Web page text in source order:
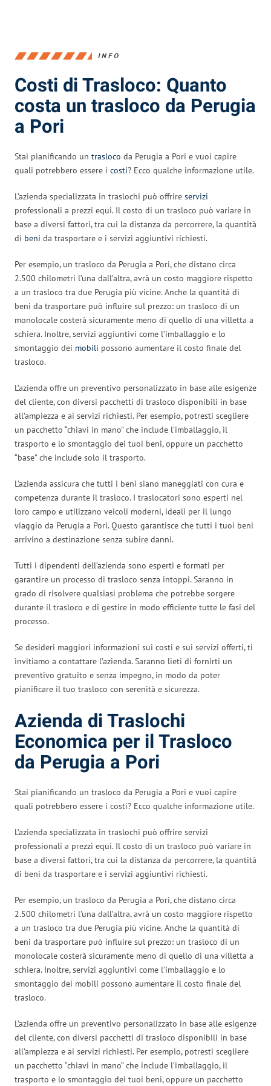
INFO
Costi di Trasloco: Quanto
costa un trasloco da Perugia
a Pori
Stai pianificando un trasloco da Perugia a Pori e vuoi capire
quali potrebbero essere i costi? Ecco qualche informazione utile.
L’azienda specializzata in traslochi può offrire servizi
professionali a prezzi equi. Il costo di un trasloco può variare in
base a diversi fattori, tra cui la distanza da percorrere, la quantità
di beni da trasportare e i servizi aggiuntivi richiesti.
Per esempio, un trasloco da Perugia a Pori, che distano circa
2.500 chilometri l’una dall’altra, avrà un costo maggiore rispetto
a un trasloco tra due Perugia più vicine. Anche la quantità di
beni da trasportare può influire sul prezzo: un trasloco di un
monolocale costerà sicuramente meno di quello di una villetta a
schiera. Inoltre, servizi aggiuntivi come l’imballaggio e lo
smontaggio dei mobili possono aumentare il costo finale del
trasloco.
L’azienda offre un preventivo personalizzato in base alle esigenze
del cliente, con diversi pacchetti di trasloco disponibili in base
all’ampiezza e ai servizi richiesti. Per esempio, potresti scegliere
un pacchetto “chiavi in mano” che include l’imballaggio, il
trasporto e lo smontaggio dei tuoi beni, oppure un pacchetto
“base” che include solo il trasporto.
L’azienda assicura che tutti i beni siano maneggiati con cura e
competenza durante il trasloco. I traslocatori sono esperti nel
loro campo e utilizzano veicoli moderni, ideali per il lungo
viaggio da Perugia a Pori. Questo garantisce che tutti i tuoi beni
arrivino a destinazione senza subire danni.
Tutti i dipendenti dell’azienda sono esperti e formati per
garantire un processo di trasloco senza intoppi. Saranno in
grado di risolvere qualsiasi problema che potrebbe sorgere
durante il trasloco e di gestire in modo efficiente tutte le fasi del
processo.
Se desideri maggiori informazioni sui costi e sui servizi offerti, ti
invitiamo a contattare l’azienda. Saranno lieti di fornirti un
preventivo gratuito e senza impegno, in modo da poter
pianificare il tuo trasloco con serenità e sicurezza.
Azienda di Traslochi
Economica per il Trasloco
da Perugia a Pori
Stai pianificando un trasloco da Perugia a Pori e vuoi capire
quali potrebbero essere i costi? Ecco qualche informazione utile.
L’azienda specializzata in traslochi può offrire servizi
professionali a prezzi equi. Il costo di un trasloco può variare in
base a diversi fattori, tra cui la distanza da percorrere, la quantità
di beni da trasportare e i servizi aggiuntivi richiesti.
Per esempio, un trasloco da Perugia a Pori, che distano circa
2.500 chilometri l’una dall’altra, avrà un costo maggiore rispetto
a un trasloco tra due Perugia più vicine. Anche la quantità di
beni da trasportare può influire sul prezzo: un trasloco di un
monolocale costerà sicuramente meno di quello di una villetta a
schiera. Inoltre, servizi aggiuntivi come l’imballaggio e lo
smontaggio dei mobili possono aumentare il costo finale del
trasloco.
L’azienda offre un preventivo personalizzato in base alle esigenze
del cliente, con diversi pacchetti di trasloco disponibili in base
all’ampiezza e ai servizi richiesti. Per esempio, potresti scegliere
un pacchetto “chiavi in mano” che include l’imballaggio, il
trasporto e lo smontaggio dei tuoi beni, oppure un pacchetto